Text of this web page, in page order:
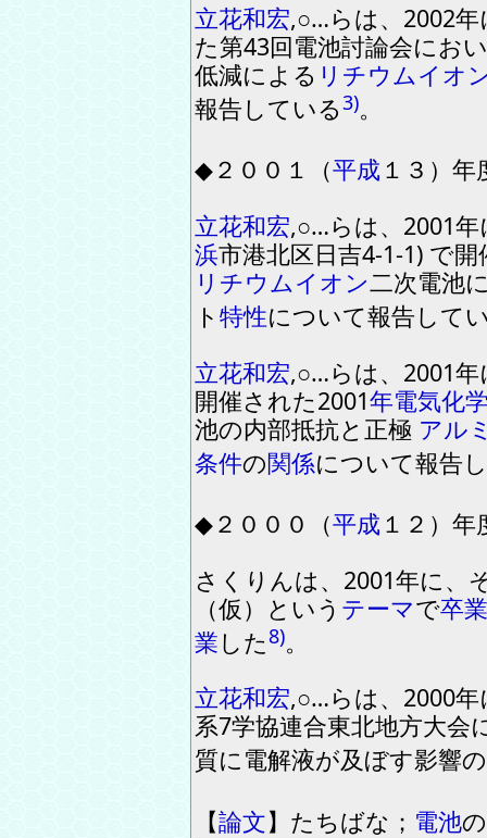
立花和宏,○…らは、 2002年
た第43回電池討論会にお
低減による リチウムイオ
報告している3)。
◆２００１ （平成 １３ ） 年
立花和宏,○…らは、 2001年
浜市港北区日吉4-1-1) で開
リチウムイオン二次電池
ト 特性について報告して
立花和宏,○…らは、 2001年
開催された2001年電気化
池の内部抵抗と正極 アル
条件の関係について報告
◆２０００ （平成 １２ ） 年
さくりんは、 2001年に 、
（仮） と いう テーマで卒
業した 8)。
立花和宏,○…らは、 2000年
系7学協連合東北地方大会
質に電解液が及ぼす影響
【論文】 たちばな ； 電池